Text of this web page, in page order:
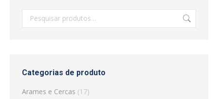
Categorias de produto
Arames e Cercas (17)